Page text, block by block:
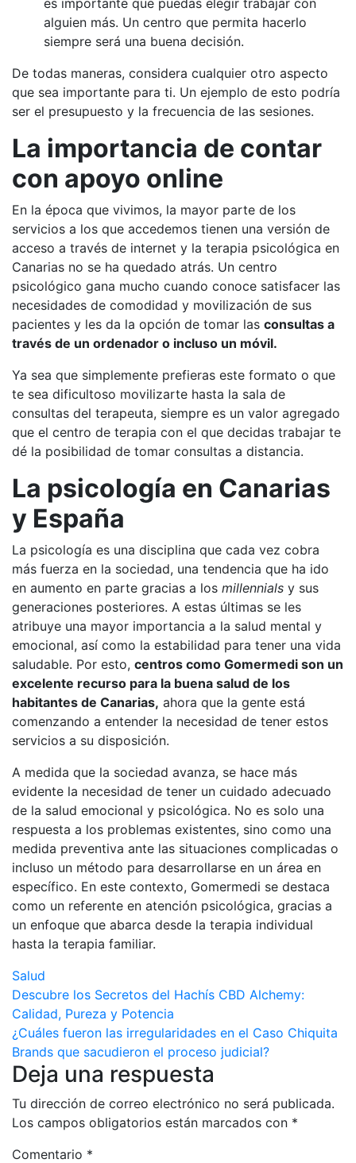
es importante que puedas elegir trabajar con
alguien más. Un centro que permita hacerlo
siempre será una buena decisión.
De todas maneras, considera cualquier otro aspecto
que sea importante para ti. Un ejemplo de esto podría
ser el presupuesto y la frecuencia de las sesiones.
La importancia de contar
con apoyo online
En la época que vivimos, la mayor parte de los
servicios a los que accedemos tienen una versión de
acceso a través de internet y la terapia psicológica en
Canarias no se ha quedado atrás. Un centro
psicológico gana mucho cuando conoce satisfacer las
necesidades de comodidad y movilización de sus
pacientes y les da la opción de tomar las consultas a
través de un ordenador o incluso un móvil.
Ya sea que simplemente prefieras este formato o que
te sea dificultoso movilizarte hasta la sala de
consultas del terapeuta, siempre es un valor agregado
que el centro de terapia con el que decidas trabajar te
dé la posibilidad de tomar consultas a distancia.
La psicología en Canarias
y España
La psicología es una disciplina que cada vez cobra
más fuerza en la sociedad, una tendencia que ha ido
en aumento en parte gracias a los millennials y sus
generaciones posteriores. A estas últimas se les
atribuye una mayor importancia a la salud mental y
emocional, así como la estabilidad para tener una vida
saludable. Por esto, centros como Gomermedi son un
excelente recurso para la buena salud de los
habitantes de Canarias, ahora que la gente está
comenzando a entender la necesidad de tener estos
servicios a su disposición.
A medida que la sociedad avanza, se hace más
evidente la necesidad de tener un cuidado adecuado
de la salud emocional y psicológica. No es solo una
respuesta a los problemas existentes, sino como una
medida preventiva ante las situaciones complicadas o
incluso un método para desarrollarse en un área en
específico. En este contexto, Gomermedi se destaca
como un referente en atención psicológica, gracias a
un enfoque que abarca desde la terapia individual
hasta la terapia familiar.
Salud
Navegación
de
entradas
Descubre los Secretos del Hachís CBD Alchemy:
Calidad, Pureza y Potencia
¿Cuáles fueron las irregularidades en el Caso Chiquita
Brands que sacudieron el proceso judicial?
Deja una respuesta
Tu dirección de correo electrónico no será publicada.
Los campos obligatorios están marcados con *
Comentario *